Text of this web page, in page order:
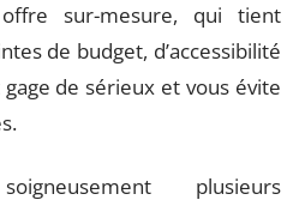
sur-mesure, qui tient
de budget, d’accessibilité
de sérieux et vous évite
plusieurs